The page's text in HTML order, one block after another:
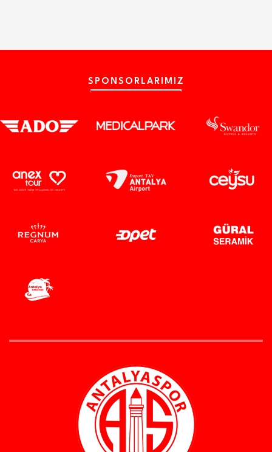
SPONSORLARIMIZ